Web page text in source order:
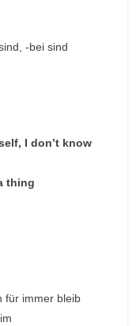
-bei sind
I don’t know
thing
für immer bleib